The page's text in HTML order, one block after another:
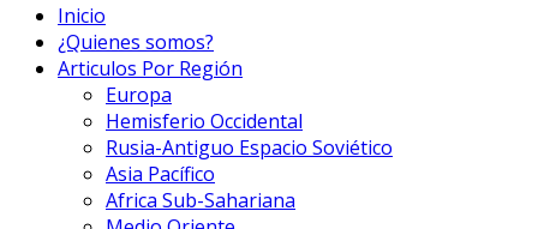
Inicio
¿Quienes somos?
Articulos Por Región
Europa
Hemisferio Occidental
Rusia-Antiguo Espacio Soviético
Asia Pacífico
Africa Sub-Sahariana